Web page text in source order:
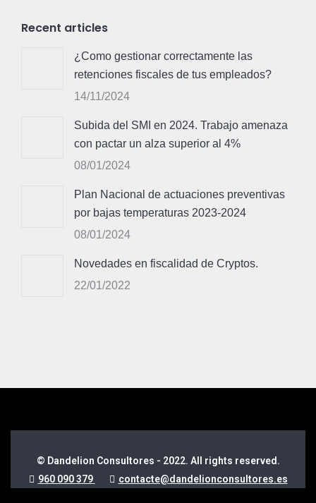
Recent articles
¿Como gestionar correctamente las
retenciones fiscales de tus empleados?
14/11/2024
Subida del SMI en 2024. Trabajo amenaza
con pactar un alza superior al 4%
08/01/2024
Plan Nacional de actuaciones preventivas
por bajas temperaturas 2023-2024
08/01/2024
Novedades en fiscalidad de Cryptos.
22/01/2022
© Dandelion Consultores - 2022. All rights reserved.
960 090 379
contacte@dandelionconsultores.es